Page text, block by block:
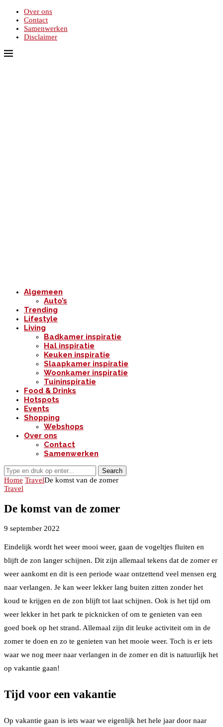
Over ons
Contact
Samenwerken
Disclaimer
Algemeen
Auto’s
Trending
Lifestyle
Living
Badkamer inspiratie
Hal inspiratie
Keuken inspiratie
Slaapkamer inspiratie
Woonkamer inspiratie
Tuininspiratie
Food & Drinks
Hotspots
Events
Shopping
Webshops
Over ons
Contact
Samenwerken
Search
Home TravelDe komst van de zomer
Travel
De komst van de zomer
9 september 2022
Eindelijk wordt het weer mooi weer, gaan de vogeltjes fluiten en
blijft de zon langer schijnen. Dit zijn allemaal tekens dat de zomer er
weer aankomt en dit is een periode waar ontzettend veel mensen erg
naar verlangen. Je kan weer lekker lang buiten zitten zonder het
koud te krijgen en de zon blijft tot laat schijnen. Ook is het tijd om
weer lekker in het park te picknicken of om te genieten van een
goed boek op het strand. Allemaal zijn dit leuke activiteit om in de
zomer te doen en zo te genieten van het mooie weer. Toch is er iets
waar we nog meer naar verlangen in de zomer en dit is natuurlijk het
op vakantie gaan!
Tijd voor een vakantie
Op vakantie gaan is iets waar we eigenlijk het hele jaar door naar